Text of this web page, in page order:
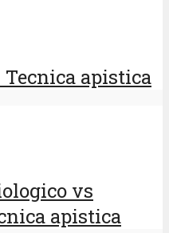
apistica
vs
apistica